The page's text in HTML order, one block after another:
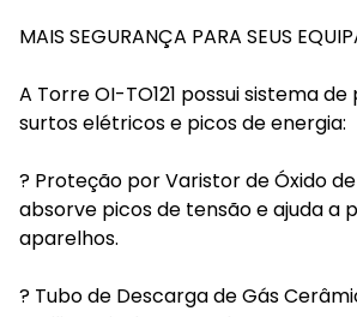
MAIS SEGURANÇA PARA SEUS
A Torre OI-TO121 possui sistema
surtos elétricos e picos de energia:
? Proteção por Varistor de Óxido
absorve picos de tensão e ajuda a
aparelhos.
? Tubo de Descarga de Gás